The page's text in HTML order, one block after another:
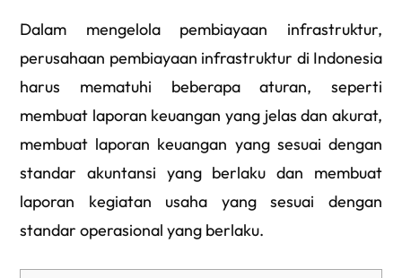
Dalam mengelola pembiayaan infrastruktur,
perusahaan pembiayaan infrastruktur di Indonesia
harus mematuhi beberapa aturan, seperti
membuat laporan keuangan yang jelas dan akurat,
membuat laporan keuangan yang sesuai dengan
standar akuntansi yang berlaku dan membuat
laporan kegiatan usaha yang sesuai dengan
standar operasional yang berlaku.